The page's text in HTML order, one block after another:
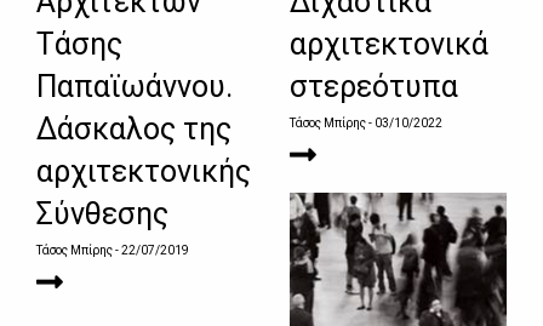
Τάσης
Παπαϊωάννου.
Δάσκαλος της
αρχιτεκτονικής
Σύνθεσης
Τάσος Μπίρης- 22/07/2019
αρχιτεκτονικά
στερεότυπα
Τάσος Μπίρης- 03/10/2022